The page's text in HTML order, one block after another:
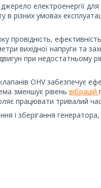
електроенергії для
різних умовах
вихідної напруги та
при недостатньому
OHV забезпечує
зменшує рівень вібрацій
працювати тривалий
і зберігання